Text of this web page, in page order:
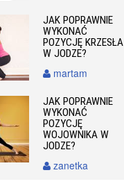
JAK POPRAWNIE
WYKONAĆ
POZYCJĘ KRZESŁA
W JODZE?
martam
JAK POPRAWNIE
WYKONAĆ
POZYCJĘ
WOJOWNIKA W
JODZE?
zanetka